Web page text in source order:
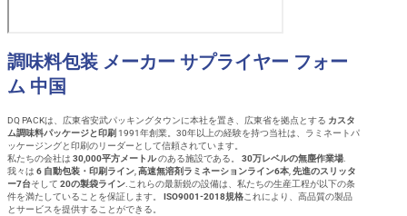
調味料包装 メーカー サプライヤー フォー
ム 中国
DQ PACKは、広東省安武パッキングタウンに本社を置き、広東省を拠点とする カスタ
ム調味料パッケージと印刷 1991年創業。30年以上の経験を持つ当社は、ラミネートパ
ッケージングと印刷のリーダーとして信頼されています。
私たちの会社は 30,000平方メートルのある施設である。 30万レベルの無塵作業場
我々は 6 自動包装・印刷ライン 高速無溶剤ラミネーションライン6本 先進のスリッタ
ー7台そして 20の製袋ライン .これらの最新鋭の設備は、私たちの生産工程が以下の条
件を満たしていることを保証します。 ISO9001-2018規格これにより、高品質の製品
とサービスを提供することができる。